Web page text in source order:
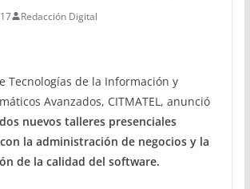
Redacción Digital
Tecnologías de la Información y
Avanzados, CITMATEL, anunció
nuevos talleres presenciales
la administración de negocios y la
de la calidad del software.